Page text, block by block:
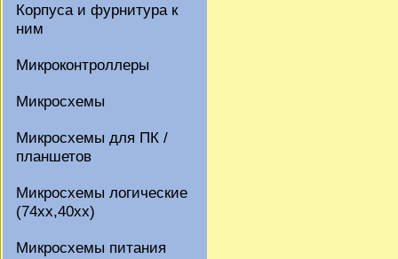
Корпуса и фурнитура к
ним
Микроконтроллеры
Микросхемы
Микросхемы для ПК /
планшетов
Микросхемы логические
(74xx,40xx)
Микросхемы питания